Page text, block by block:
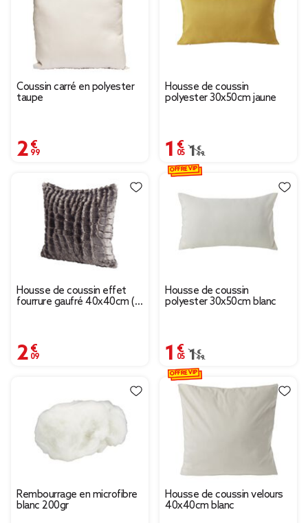
Coussin carré en polyester
taupe
2,99 €
Housse de coussin
polyester 30x50cm jaune
1,05 €
Prix remisé de 1,49 € à
1,49 €
Housse de coussin effet
fourrure gaufré 40x40cm (3
2,09 €
Housse de coussin
polyester 30x50cm blanc
1,05 €
Prix remisé de 1,49 € à
1,49 €
OFFRE VIP
Rembourrage en microfibre
blanc 200gr
Housse de coussin velours
40x40cm blanc
OFFRE VIP